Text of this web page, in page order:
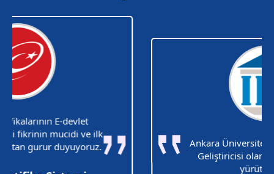
Ankara Üniversitesi Partneri ve Proje
Geliştiricisi olarak faaliyetlerimizi